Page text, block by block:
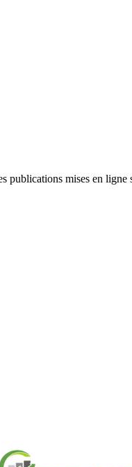
publications mises en